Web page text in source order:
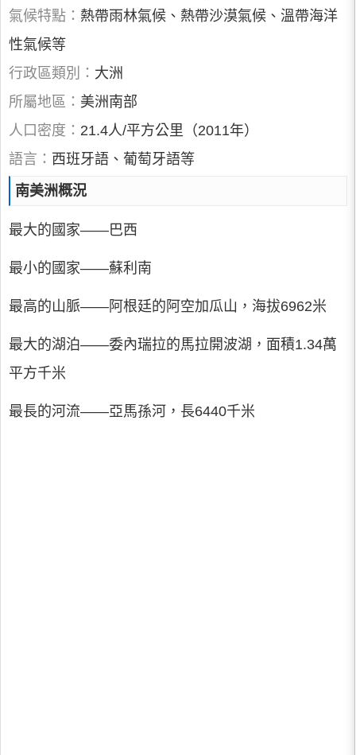
氣候特點： 熱帶雨林氣候、熱帶沙漠氣候、溫帶海洋
性氣候等
行政區類別： 大洲
所屬地區： 美洲南部
人口密度： 21.4人/平方公里（2011年）
語言： 西班牙語、葡萄牙語等
南美洲概況
最大的國家——巴西
最小的國家——蘇利南
最高的山脈——阿根廷的阿空加瓜山，海拔6962米
最大的湖泊——委內瑞拉的馬拉開波湖，面積1.34萬
平方千米
最長的河流——亞馬孫河，長6440千米